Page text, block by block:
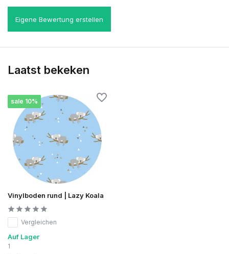
Eigene Bewertung erstellen
Laatst bekeken
sale 10%
Vinylboden rund | Lazy Koala
Vergleichen
Auf Lager
1